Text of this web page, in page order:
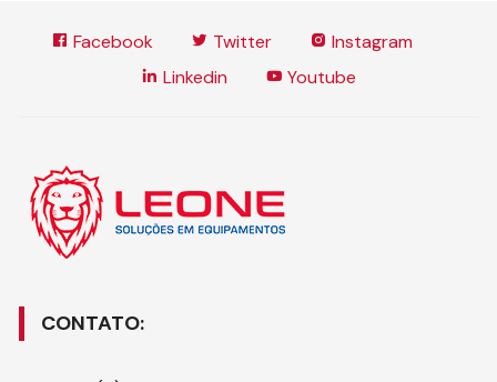
Facebook Twitter
Instagram
Linkedin
Youtube
CONTATO: